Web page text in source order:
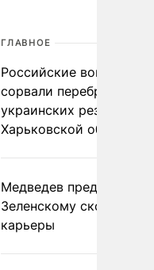
ГЛАВНОЕ
Российские войска
сорвали переброску
украинских резервов в
Харьковской области
Медведев предрек
Зеленскому скорый
карьеры